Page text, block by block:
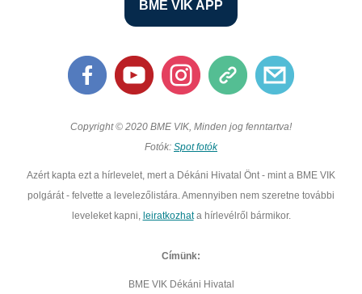
BME VIK APP
Copyright © 2020 BME VIK, Minden jog fenntartva!
Fotók: Spot fotók
Azért kapta ezt a hírlevelet, mert a Dékáni Hivatal Önt - mint a BME VIK
polgárát - felvette a levelezőlistára. Amennyiben nem szeretne további
leveleket kapni, leiratkozhata hírlevélről bármikor.
Címünk:
BME VIK Dékáni Hivatal